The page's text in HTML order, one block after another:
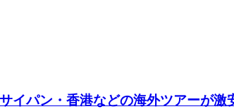
イパン・香港などの海外ツアーが激